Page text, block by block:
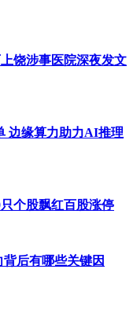
。车内采用双屏信息
交互中枢，配合科学
与豆包大
过语音指令实现AI
询周边加油站、预约
至5.49升，配合低保
——双方建立的深度
景，形成从购车到用
饶涉事医院深夜发文
边缘算力助力AI推理
个股飘红百股涨停
后有哪些关键因